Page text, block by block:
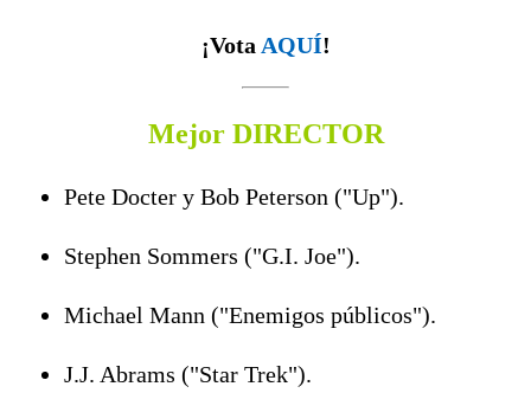
¡Vota AQUÍ!
Mejor DIRECTOR
Pete Docter y Bob Peterson ("Up").
Stephen Sommers ("G.I. Joe").
Michael Mann ("Enemigos públicos").
J.J. Abrams ("Star Trek").